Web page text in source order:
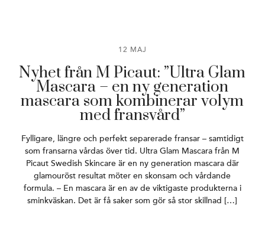
12 MAJ
Nyhet från M Picaut: ”Ultra Glam
Mascara – en ny generation
mascara som kombinerar volym
med fransvård”
Fylligare, längre och perfekt separerade fransar – samtidigt
som fransarna vårdas över tid. Ultra Glam Mascara från M
Picaut Swedish Skincare är en ny generation mascara där
glamouröst resultat möter en skonsam och vårdande
formula. – En mascara är en av de viktigaste produkterna i
sminkväskan. Det är få saker som gör så stor skillnad […]